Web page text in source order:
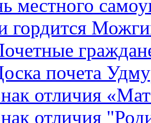
местного
гордится
почета
отличия
отличия